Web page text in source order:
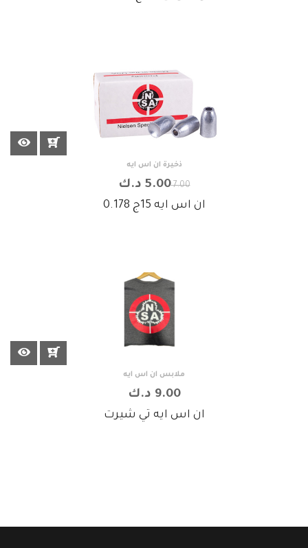
ذخيرة ان اس ايه
7.00 5.00 د.ك
ان اس ايه 15ج 0.178
ملابس ان اس ايه
9.00 د.ك
ان اس ايه تي شيرت